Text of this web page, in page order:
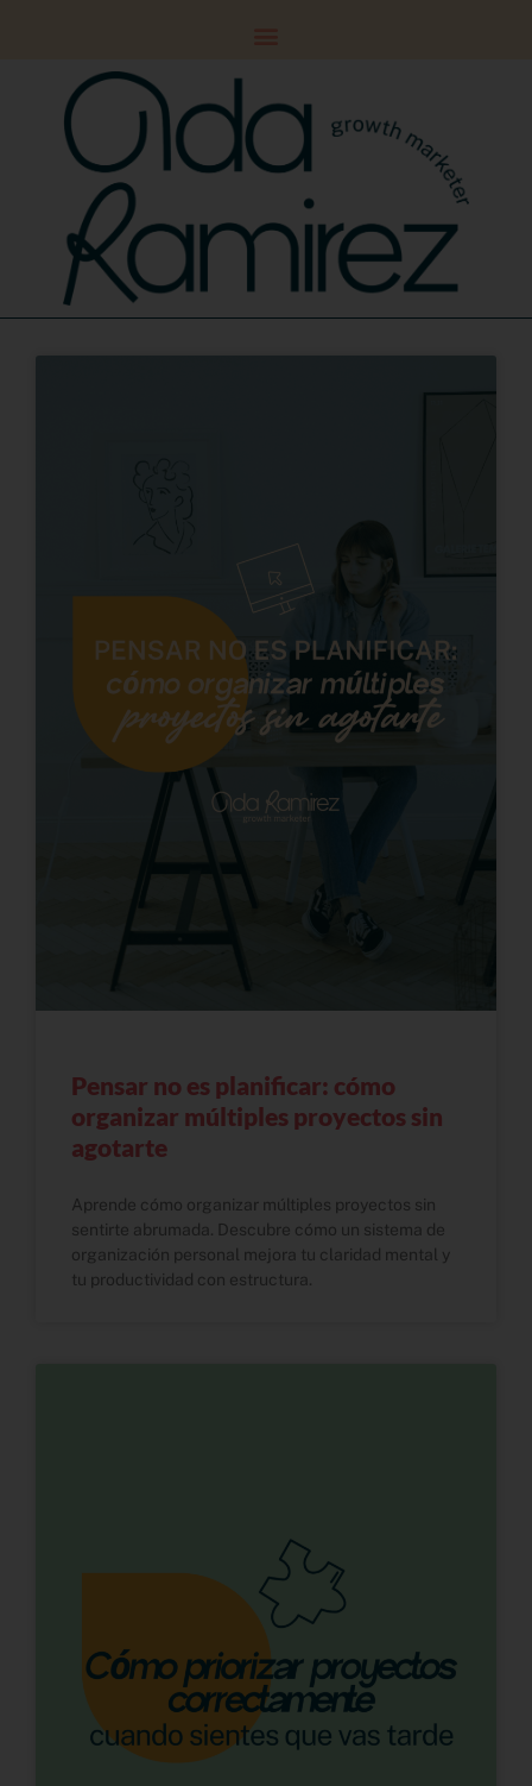
Pensar no es planificar: cómo
organizar múltiples proyectos sin
agotarte
Aprende cómo organizar múltiples proyectos sin
sentirte abrumada. Descubre cómo un sistema de
organización personal mejora tu claridad mental y
tu productividad con estructura.